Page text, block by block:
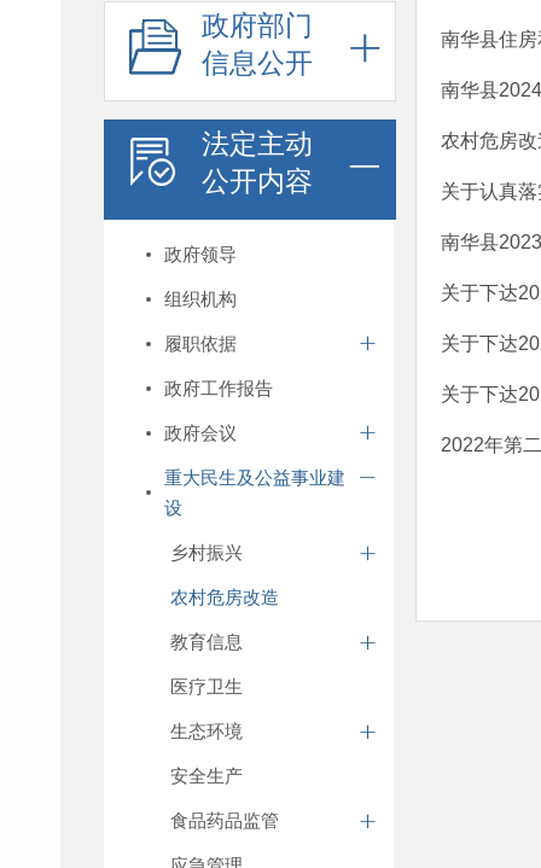
政府部门
信息公开
法定主动
公开内容
政府领导
组织机构
履职依据
政府工作报告
政府会议
重大民生及公益事业建
设
乡村振兴
农村危房改造
教育信息
医疗卫生
生态环境
安全生产
食品药品监管
南华县住
南华县
农村危房
关于认真
南华县
关于下达
关于下达
关于下达
2022年第